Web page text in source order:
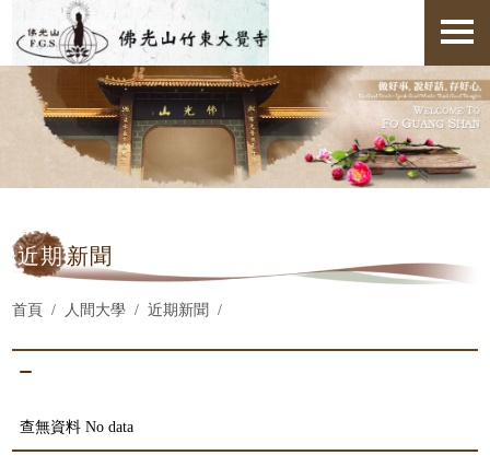
近期新聞
首頁 人間大學 近期新聞
查無資料 No data